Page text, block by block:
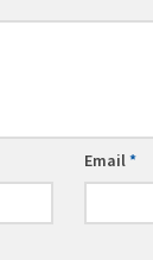
Email*